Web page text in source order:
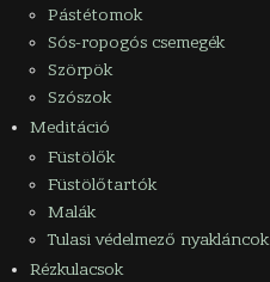
Pástétomok
Sós-ropogós csemegék
Szörpök
Szószok
Meditáció
Füstölők
Füstölőtartók
Malák
Tulasi védelmező nyakláncok
Rézkulacsok